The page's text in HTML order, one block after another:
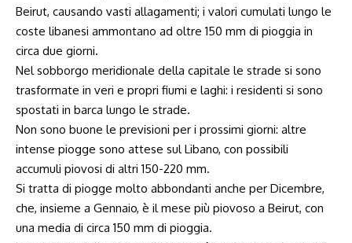
Beirut, causando vasti allagamenti; i valori cumulati lungo le
coste libanesi ammontano ad oltre 150 mm di pioggia in
circa due giorni.
Nel sobborgo meridionale della capitale le strade si sono
trasformate in veri e propri fiumi e laghi: i residenti si sono
spostati in barca lungo le strade.
Non sono buone le previsioni per i prossimi giorni: altre
intense piogge sono attese sul Libano, con possibili
accumuli piovosi di altri 150-220 mm.
Si tratta di piogge molto abbondanti anche per Dicembre,
che, insieme a Gennaio, è il mese più piovoso a Beirut, con
una media di circa 150 mm di pioggia.